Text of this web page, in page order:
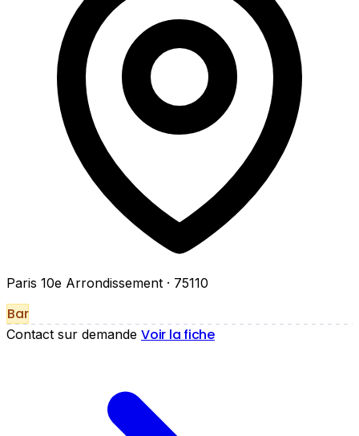
Paris 10e Arrondissement · 75110
Bar
Contact sur demande Voir la fiche